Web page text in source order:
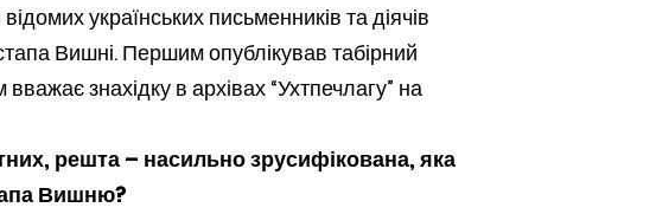
українських письменників та діячів
Вишні. Першим опублікував табірний
знахідку в архівах “Ухтпечлагу” на
решта – насильно зрусифікована, яка
Вишню?